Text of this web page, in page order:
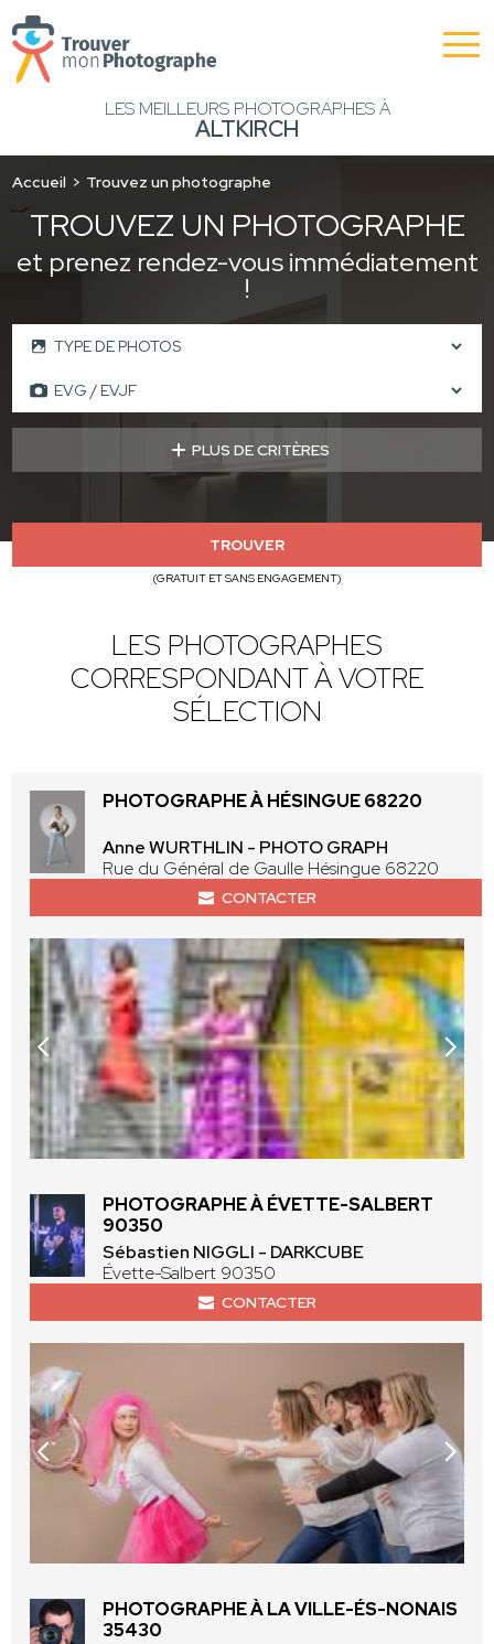
LES MEILLEURS PHOTOGRAPHES À
ALTKIRCH
Accueil Trouvez un photographe
TROUVEZ UN PHOTOGRAPHE
et prenez rendez-vous immédiatement
!
PLUS DE CRITÈRES
TROUVER
(GRATUIT ET SANS ENGAGEMENT)
LES PHOTOGRAPHES
CORRESPONDANT À VOTRE
SÉLECTION
PHOTOGRAPHE À HÉSINGUE 68220
Anne WURTHLIN - PHOTO GRAPH
Rue du Général de Gaulle Hésingue 68220
CONTACTER
PHOTOGRAPHE À ÉVETTE-SALBERT
90350
Sébastien NIGGLI - DARKCUBE
Évette-Salbert 90350
CONTACTER
PHOTOGRAPHE À LA VILLE-ÉS-NONAIS
35430